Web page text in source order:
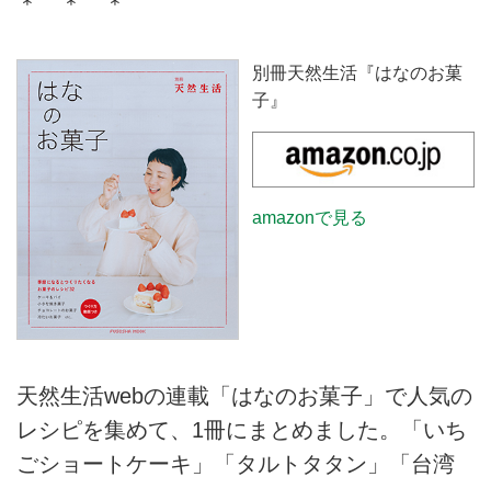
別冊天然生活『はなのお菓
子』
amazonで見る
天然生活webの連載「はなのお菓子」で人気の
レシピを集めて、1冊にまとめました。「いち
ごショートケーキ」「タルトタタン」「台湾